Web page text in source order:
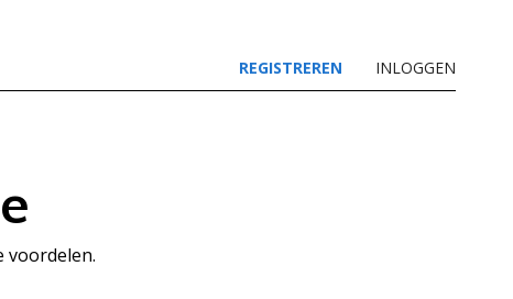
REGISTREREN INLOGGEN
voordelen.